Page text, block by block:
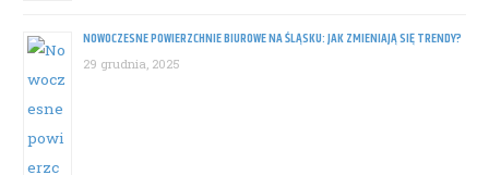
NOWOCZESNE POWIERZCHNIE BIUROWE NA ŚLĄSKU: JAK ZMIENIAJĄ SIĘ TRENDY?
29 grudnia, 2025